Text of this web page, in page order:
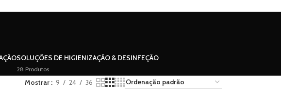
SOLUÇÕES DE HIGIENIZAÇÃO & DESINFEÇÃO
28 Produtos
Mostrar 9 24 36